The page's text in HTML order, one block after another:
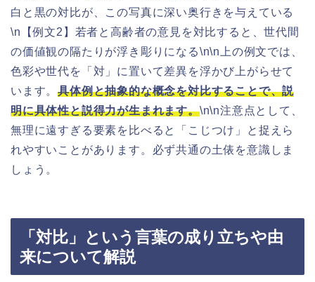
白と黒の対比が、この写真に深い奥行きを与えている
\n【例文2】若者と高齢者の意見を対比すると、世代間
の価値観の隔たりが浮き彫りになる\n\n上の例文では、
色彩や世代を「対」に置いて差異を浮かび上がらせて
います。具体例と抽象的な概念を対比することで、説
明に具体性と説得力が生まれます。\n\n注意点として、
無理に遠すぎる要素を比べると「こじつけ」と捉えら
れやすいことがあります。必ず共通の土俵を意識しま
しょう。
「対比」という言葉の成り立ちや由
来について解説